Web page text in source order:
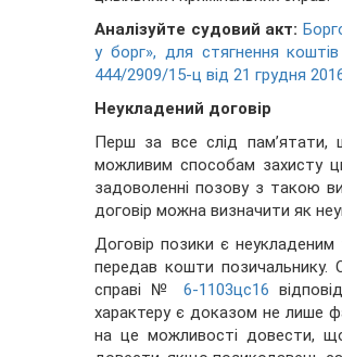
Аналізуйте судовий акт:
у борг», для стягнення
444/2909/15-ц від 21 грудня
Неукладений договір
Перш за все слід пам’ятати,
можливим способам захисту
задоволенні позову з такою
договір можна визначити як
Договір позики є
передав кошти позичальнику.
справі № 6-1103цс16
характеру є доказом не лише
на це можливості довести,